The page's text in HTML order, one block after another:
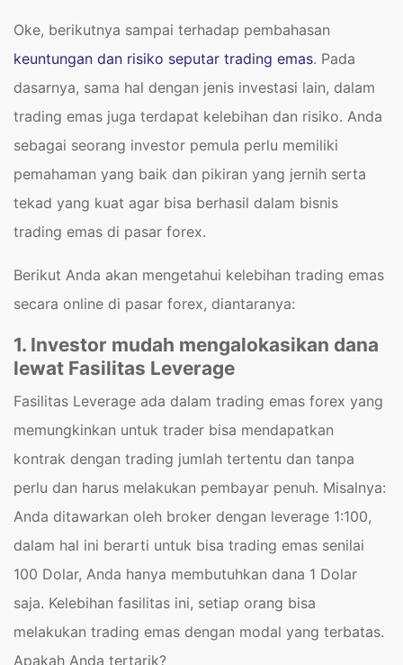
Oke, berikutnya sampai terhadap pembahasan
keuntungan dan risiko seputar trading emas. Pada
dasarnya, sama hal dengan jenis investasi lain, dalam
trading emas juga terdapat kelebihan dan risiko. Anda
sebagai seorang investor pemula perlu memiliki
pemahaman yang baik dan pikiran yang jernih serta
tekad yang kuat agar bisa berhasil dalam bisnis
trading emas di pasar forex.
Berikut Anda akan mengetahui kelebihan trading emas
secara online di pasar forex, diantaranya:
1. Investor mudah mengalokasikan dana
lewat Fasilitas Leverage
Fasilitas Leverage ada dalam trading emas forex yang
memungkinkan untuk trader bisa mendapatkan
kontrak dengan trading jumlah tertentu dan tanpa
perlu dan harus melakukan pembayar penuh. Misalnya:
Anda ditawarkan oleh broker dengan leverage 1:100,
dalam hal ini berarti untuk bisa trading emas senilai
100 Dolar, Anda hanya membutuhkan dana 1 Dolar
saja. Kelebihan fasilitas ini, setiap orang bisa
melakukan trading emas dengan modal yang terbatas.
Apakah Anda tertarik?